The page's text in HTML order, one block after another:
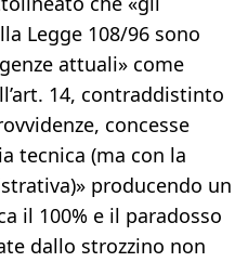
Legge 108/96 sono
attuali» come
14, contraddistinto
concesse
tecnica (ma con la
producendo un
il 100% e il paradosso
dallo strozzino non